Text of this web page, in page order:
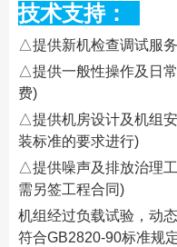
技术支持：
△提供新机检查调试服
△提供一般性操作及日
费)
△提供机房设计及机组
装标准的要求进行)
△提供噪声及排放治理
需另签工程合同)
机组经过负载试验，动
符合GB2820-90标准规